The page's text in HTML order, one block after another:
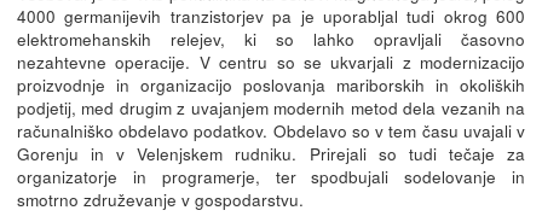
4000 germanijevih tranzistorjev pa je uporabljal tudi okrog 600
elektromehanskih relejev, ki so lahko opravljali časovno
nezahtevne operacije. V centru so se ukvarjali z modernizacijo
proizvodnje in organizacijo poslovanja mariborskih in okoliških
podjetij, med drugim z uvajanjem modernih metod dela vezanih na
računalniško obdelavo podatkov. Obdelavo so v tem času uvajali v
Gorenju in v Velenjskem rudniku. Prirejali so tudi tečaje za
organizatorje in programerje, ter spodbujali sodelovanje in
smotrno združevanje v gospodarstvu.